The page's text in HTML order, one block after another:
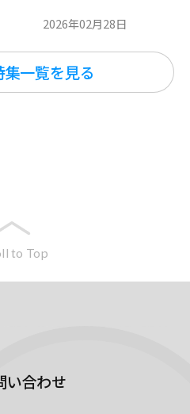
2026年02月28日
一覧を見る
to Top
い合わせ